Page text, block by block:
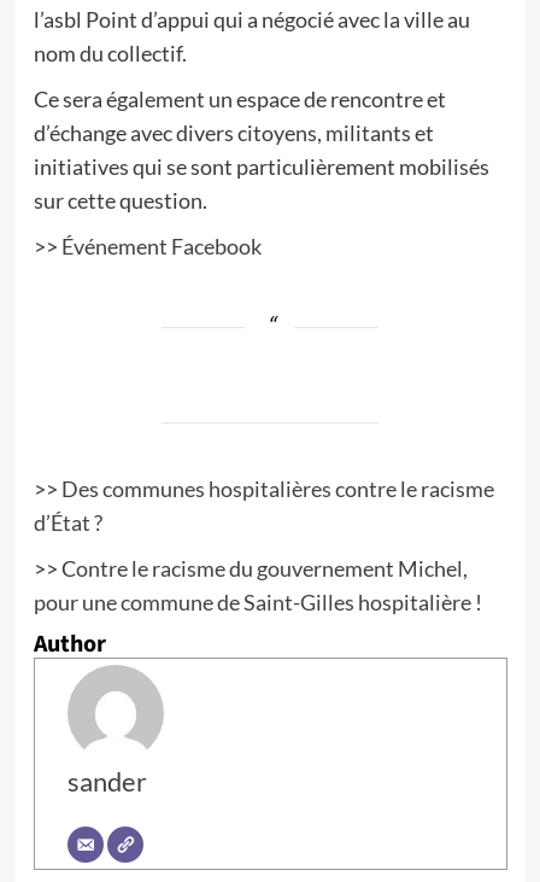
l’asbl Point d’appui qui a négocié avec la ville au
nom du collectif.
Ce sera également un espace de rencontre et
d’échange avec divers citoyens, militants et
initiatives qui se sont particulièrement mobilisés
sur cette question.
>> Événement Facebook
>> Des communes hospitalières contre le racisme
d’État ?
>> Contre le racisme du gouvernement Michel,
pour une commune de Saint-Gilles hospitalière !
Author
sander